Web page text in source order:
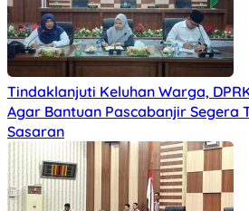
Tindaklanjuti Keluhan Warga,
Agar Bantuan Pascabanjir Segera
Sasaran